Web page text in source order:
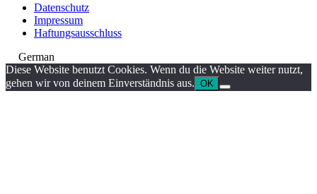
Datenschutz
Impressum
Haftungsausschluss
German
Diese Website benutzt Cookies. Wenn du die Website weiter nutzt,
gehen wir von deinem Einverständnis aus. OK